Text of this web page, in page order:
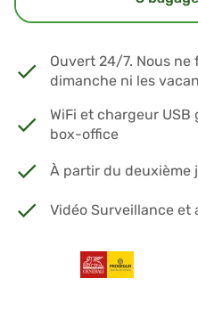
Ouvert 24/7. Nous ne
dimanche ni les
WiFi et chargeur
box-office
À partir du deuxième
Vidéo Surveillance et